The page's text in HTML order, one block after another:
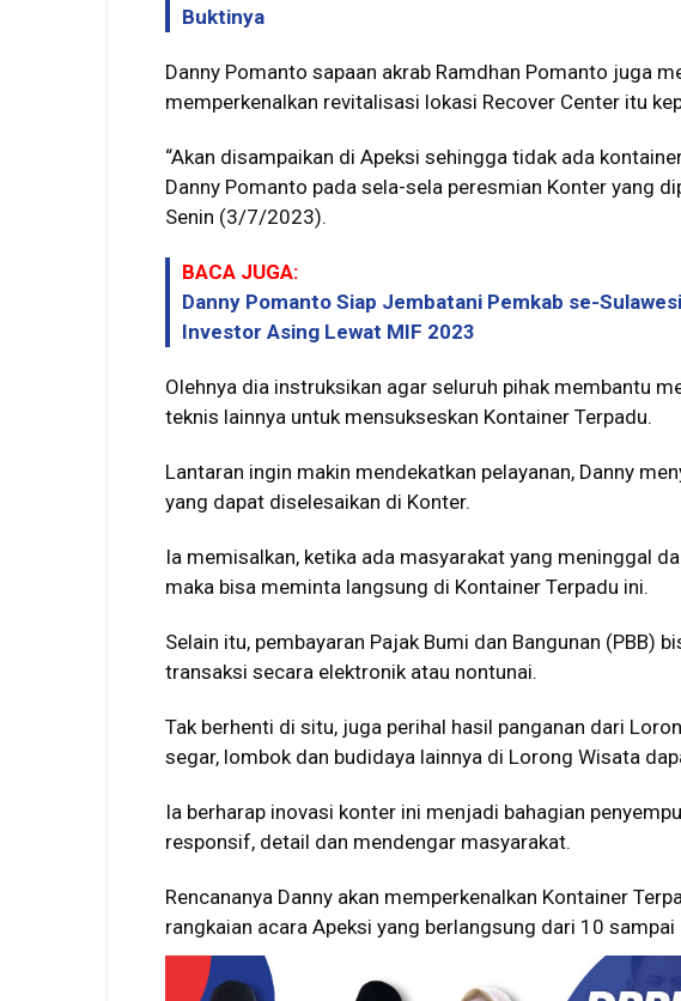
Buktinya
Danny Pomanto sapaan akrab Ramdhan Pomanto juga
memperkenalkan revitalisasi lokasi Recover Center itu
“Akan disampaikan di Apeksi sehingga tidak ada
Danny Pomanto pada sela-sela peresmian Konter yang
Senin (3/7/2023).
BACA JUGA:
Danny Pomanto Siap Jembatani Pemkab se-
Investor Asing Lewat MIF 2023
Olehnya dia instruksikan agar seluruh pihak membantu
teknis lainnya untuk mensukseskan Kontainer Terpadu.
Lantaran ingin makin mendekatkan pelayanan, Danny
yang dapat diselesaikan di Konter.
Ia memisalkan, ketika ada masyarakat yang meninggal
maka bisa meminta langsung di Kontainer Terpadu ini.
Selain itu, pembayaran Pajak Bumi dan Bangunan (PBB)
transaksi secara elektronik atau nontunai.
Tak berhenti di situ, juga perihal hasil panganan dari
segar, lombok dan budidaya lainnya di Lorong Wisata
Ia berharap inovasi konter ini menjadi bahagian
responsif, detail dan mendengar masyarakat.
Rencananya Danny akan memperkenalkan Kontainer
rangkaian acara Apeksi yang berlangsung dari 10